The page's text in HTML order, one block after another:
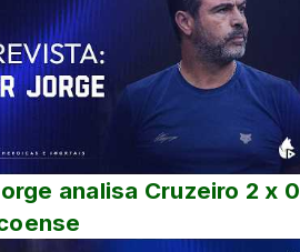
analisa Cruzeiro 2 x 0